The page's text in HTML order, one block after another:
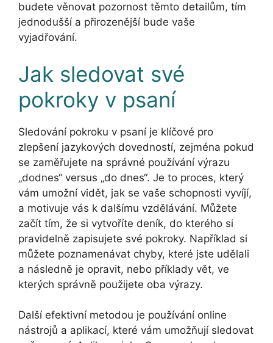
budete věnovat pozornost těmto detailům, tím
jednodušší a přirozenější bude vaše
vyjadřování.
Jak sledovat své
pokroky v psaní
Sledování pokroku v psaní je klíčové pro
zlepšení jazykových dovedností, zejména pokud
se zaměřujete na správné používání výrazu
„dodnes“ versus „do dnes“. Je to proces, který
vám umožní vidět, jak se vaše schopnosti vyvíjí,
a motivuje vás k dalšímu vzdělávání. Můžete
začít tím, že si vytvoříte deník, do kterého si
pravidelně zapisujete své pokroky. Například si
můžete poznamenávat chyby, které jste udělali
a následně je opravit, nebo příklady vět, ve
kterých správně použijete oba výrazy.
Další efektivní metodou je používání online
nástrojů a aplikací, které vám umožňují sledovat